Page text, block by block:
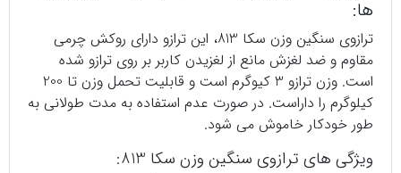
ها:
ترازوی
سنگین وزن سکا 813، این ترازو دارای روکش چرمی
مقاوم و ضد لغزش مانع از لغزیدن کاربر بر روی ترازو شده
است. وزن ترازو 3 کیوگرم است و قابلیت تحمل وزن تا 200
کیلوگرم را داراست. در صورت عدم استفاده به مدت طولانی به
طور خودکار خاموش می شود.
ویژگی های ترازوی سنگین وزن سکا 813: